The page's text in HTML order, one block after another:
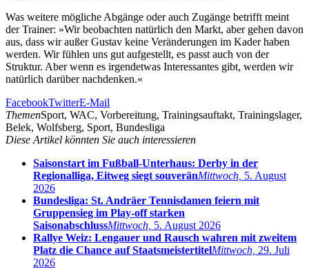
Was weitere mögliche Abgänge oder auch Zugänge betrifft meint
der Trainer: »Wir beobachten natürlich den Markt, aber gehen davon
aus, dass wir außer Gustav keine Veränderungen im Kader haben
werden. Wir fühlen uns gut aufgestellt, es passt auch von der
Struktur. Aber wenn es irgendetwas Interessantes gibt, werden wir
natürlich darüber nachdenken.«
FacebookTwitterE-Mail
ThemenSport, WAC, Vorbereitung, Trainingsauftakt, Trainingslager,
Belek, Wolfsberg, Sport, Bundesliga
Diese Artikel könnten Sie auch interessieren
Saisonstart im Fußball-Unterhaus: Derby in der
Regionalliga, Eitweg siegt souveränMittwoch, 5. August
2026
Bundesliga: St. Andräer Tennisdamen feiern mit
Gruppensieg im Play-off starken
SaisonabschlussMittwoch, 5. August 2026
Rallye Weiz: Lengauer und Rausch wahren mit zweitem
Platz die Chance auf StaatsmeistertitelMittwoch, 29. Juli
2026